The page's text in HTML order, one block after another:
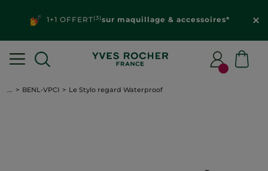
1+1 OFFERT(3)sur maquillage & accessoires*
... BENL-VPCI Le Stylo regard Waterproof